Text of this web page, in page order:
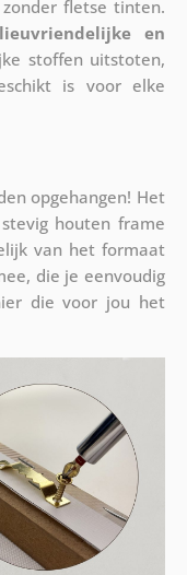
zonder fletse tinten.
en
stoffen uitstoten,
is voor elke
opgehangen! Het
houten frame
van het formaat
die je eenvoudig
die voor jou het